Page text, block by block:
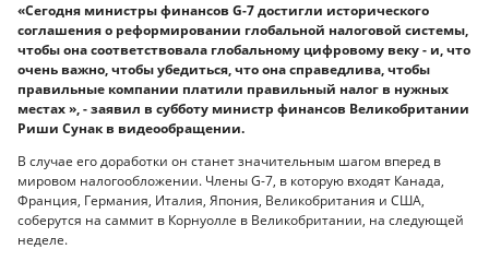
«Сегодня министры финансов G-7 достигли исторического
соглашения о реформировании глобальной налоговой системы,
чтобы она соответствовала глобальному цифровому веку - и, что
очень важно, чтобы убедиться, что она справедлива, чтобы
правильные компании платили правильный налог в нужных
местах », - заявил в субботу министр финансов Великобритании
Риши Сунак в видеообращении.
В случае его доработки он станет значительным шагом вперед в
мировом налогообложении. Члены G-7, в которую входят Канада,
Франция, Германия, Италия, Япония, Великобритания и США,
соберутся на саммит в Корнуолле в Великобритании, на следующей
неделе.